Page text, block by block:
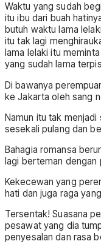
Waktu yang sudah
itu ibu dari buah
butuh waktu lama
itu tak lagi
lama lelaki itu
yang sudah lama
Di bawanya
ke Jakarta oleh sang
Namun itu tak
sesekali pulang dan
Bahagia romansa
lagi berteman dengan
Kekecewan yang
hati dan juga raga
Tersentak! Suasana
pesawat yang dia
penyesalan dan rasa